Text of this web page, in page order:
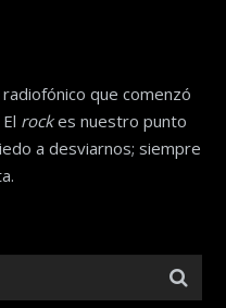
que comenzó
rockes nuestro punto
a desviarnos; siempre